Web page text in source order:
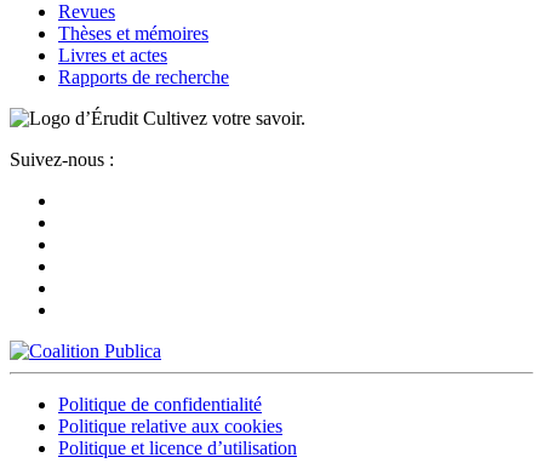
Revues
Thèses et mémoires
Livres et actes
Rapports de recherche
Cultivez votre savoir.
Suivez-nous :
Politique de confidentialité
Politique relative aux cookies
Politique et licence d’utilisation